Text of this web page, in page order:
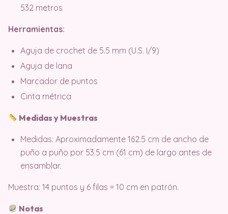
532 metros
Herramientas:
Aguja de crochet de 5.5 mm (U.S. I/9)
Aguja de lana
Marcador de puntos
Cinta métrica
Medidas y Muestras
Medidas: Aproximadamente 162.5 cm de ancho de
puño a puño por 53.5 cm (61 cm) de largo antes de
ensamblar.
Muestra: 14 puntos y 6 filas = 10 cm en patrón.
Notas